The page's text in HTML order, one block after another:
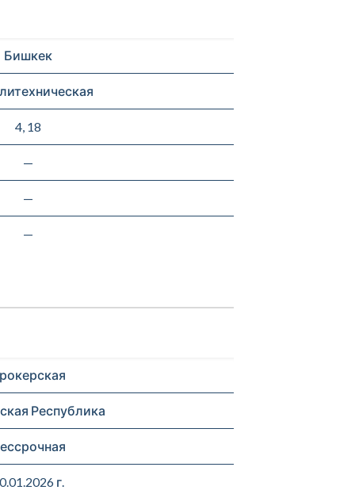
Бишкек
4, 18
—
—
—
Республика
г.